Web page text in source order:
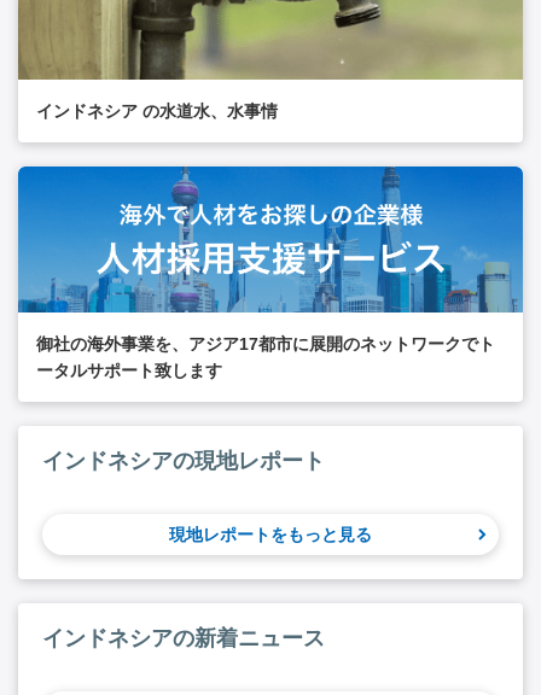
インドネシア の水道水、水事情
御社の海外事業を、アジア17都市に展開のネットワークでト
ータルサポート致します
インドネシアの現地レポート
現地レポートをもっと見る
インドネシアの新着ニュース